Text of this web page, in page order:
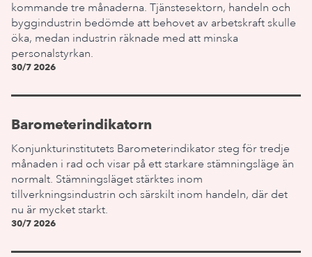
kommande tre månaderna. Tjänstesektorn, handeln och
byggindustrin bedömde att behovet av arbetskraft skulle
öka, medan industrin räknade med att minska
personalstyrkan.
30/7 2026
Barometerindikatorn
Konjunkturinstitutets Barometerindikator steg för tredje
månaden i rad och visar på ett starkare stämningsläge än
normalt. Stämningsläget stärktes inom
tillverkningsindustrin och särskilt inom handeln, där det
nu är mycket starkt.
30/7 2026